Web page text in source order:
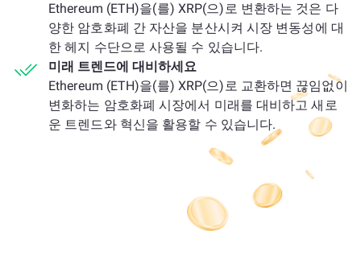
Ethereum (ETH)을(를) XRP(으)로 변환하는 것은 다
양한 암호화폐 간 자산을 분산시켜 시장 변동성에 대
한 헤지 수단으로 사용될 수 있습니다.
미래 트렌드에 대비하세요
Ethereum (ETH)을(를) XRP(으)로 교환하면 끊임없이
변화하는 암호화폐 시장에서 미래를 대비하고 새로
운 트렌드와 혁신을 활용할 수 있습니다.